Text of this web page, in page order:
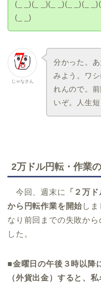
(_ _)(_ _)(_ _)(_ _)(_
(_ _)
じゃなさん
分かった。
みよう。ワ
れんので。
いぞ。人生
2万ドル円転・作業
今回、週末に 「２万
から円転作業を開始し
なり前回までの失敗から
した。
■金曜日の午後３時以降
（外貨出金）すると、